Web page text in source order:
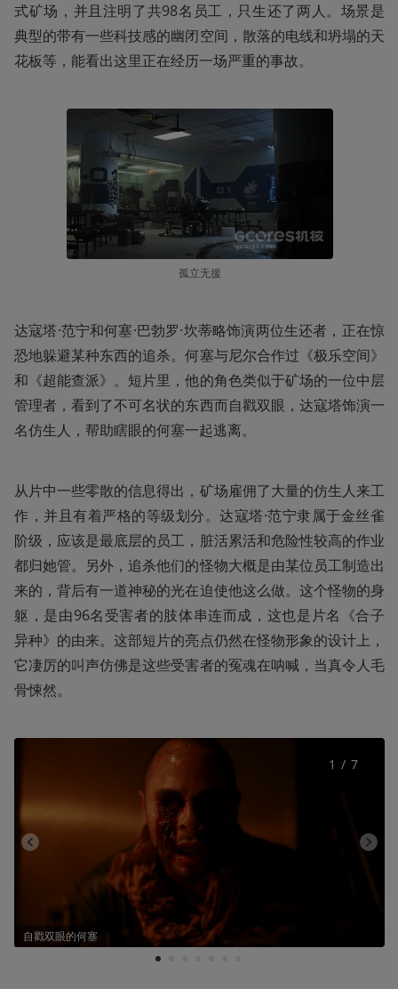
式矿场，并且注明了共98名员工，只生还了两人。场景是
典型的带有一些科技感的幽闭空间，散落的电线和坍塌的天
花板等，能看出这里正在经历一场严重的事故。
孤立无援
达寇塔·范宁和何塞·巴勃罗·坎蒂略饰演两位生还者，正在惊
恐地躲避某种东西的追杀。何塞与尼尔合作过《极乐空间》
和《超能查派》。短片里，他的角色类似于矿场的一位中层
管理者，看到了不可名状的东西而自戳双眼，达寇塔饰演一
名仿生人，帮助瞎眼的何塞一起逃离。
从片中一些零散的信息得出，矿场雇佣了大量的仿生人来工
作，并且有着严格的等级划分。达寇塔·范宁隶属于金丝雀
阶级，应该是最底层的员工，脏活累活和危险性较高的作业
都归她管。另外，追杀他们的怪物大概是由某位员工制造出
来的，背后有一道神秘的光在迫使他这么做。这个怪物的身
躯，是由96名受害者的肢体串连而成，这也是片名《合子
异种》的由来。这部短片的亮点仍然在怪物形象的设计上，
它凄厉的叫声仿佛是这些受害者的冤魂在呐喊，当真令人毛
骨悚然。
自戳双眼的何塞
1
1 / 7